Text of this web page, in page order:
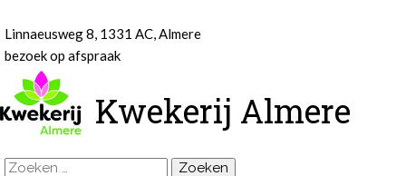
Linnaeusweg 8, 1331 AC, Almere
bezoek op afspraak
Kwekerij Almere
Zoeken